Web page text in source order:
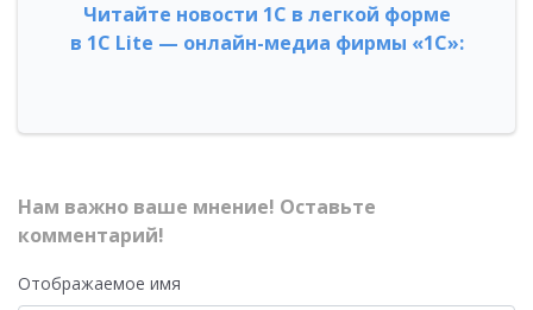
Читайте новости 1С в легкой форме
в 1С Lite — онлайн-медиа фирмы «1С»:
Нам важно ваше мнение! Оставьте
комментарий!
Отображаемое имя